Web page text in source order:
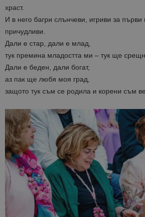
храст.
И в него багри слънчеви, игриви за първи
причудливи.
Дали е стар, дали е млад,
тук премина младостта ми – тук ще
Дали е беден, дали богат,
аз пак ще любя моя град,
защото тук съм се родила и корени съм